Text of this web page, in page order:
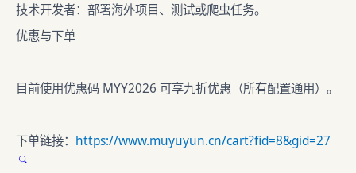
技术开发者：部署海外项目、测试或爬虫任务。
优惠与下单
目前使用优惠码 MYY2026 可享九折优惠（所有配置通用）。
下单链接： https://www.muyuyun.cn/cart?fid=8&gid=27